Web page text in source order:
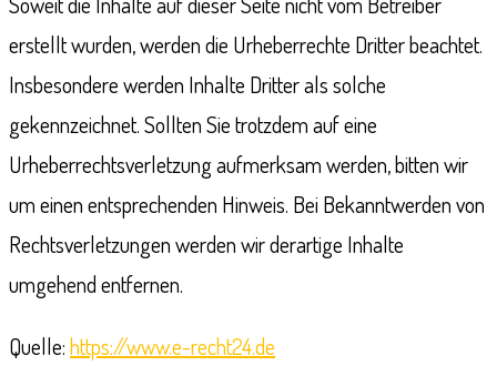
erstellt wurden, werden die Urheberrechte Dritter beachtet.
Insbesondere werden Inhalte Dritter als solche
gekennzeichnet. Sollten Sie trotzdem auf eine
Urheberrechtsverletzung aufmerksam werden, bitten wir
um einen entsprechenden Hinweis. Bei Bekanntwerden von
Rechtsverletzungen werden wir derartige Inhalte
umgehend entfernen.
Quelle:https://www.e-recht24.de